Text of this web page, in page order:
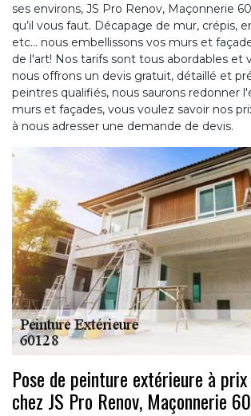
ses environs, JS Pro Renov, Maçonnerie
qu’il vous faut. Décapage de mur, crépis,
etc... nous embellissons vos murs et
de l'art! Nos tarifs sont tous abordables et
nous offrons un devis gratuit, détaillé et
peintres qualifiés, nous saurons redonner
murs et façades, vous voulez savoir nos
à nous adresser une demande de devis.
Pose de peinture extérieure à
chez JS Pro Renov, Maçonnerie 60